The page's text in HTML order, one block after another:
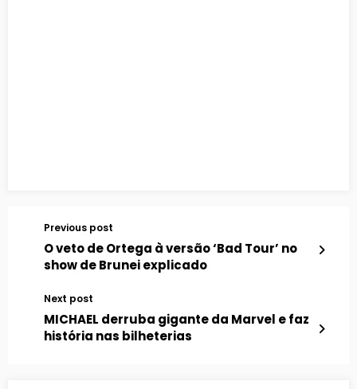
Previous post
O veto de Ortega à versão ‘Bad Tour’ no
show de Brunei explicado
Next post
MICHAEL derruba gigante da Marvel e faz
história nas bilheterias